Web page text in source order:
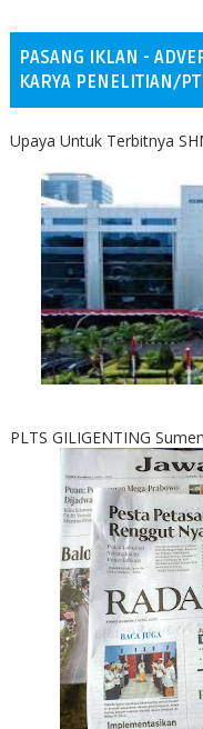
PASANG IKLAN -
KARYA PENELITIAN/
Upaya Untuk Terbitnya
PLTS GILIGENTING